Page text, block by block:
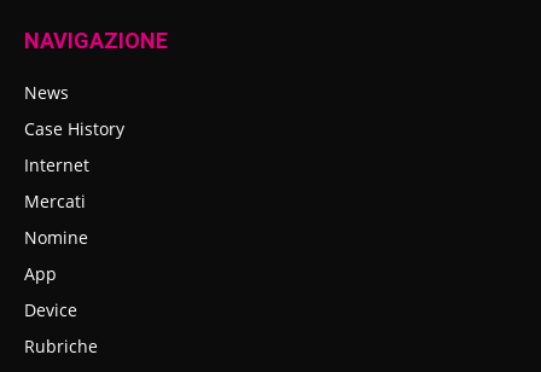
NAVIGAZIONE
News
Case History
Internet
Mercati
Nomine
App
Device
Rubriche